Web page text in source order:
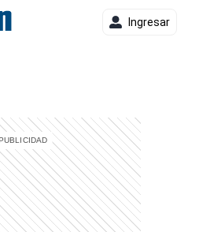
Ingresar